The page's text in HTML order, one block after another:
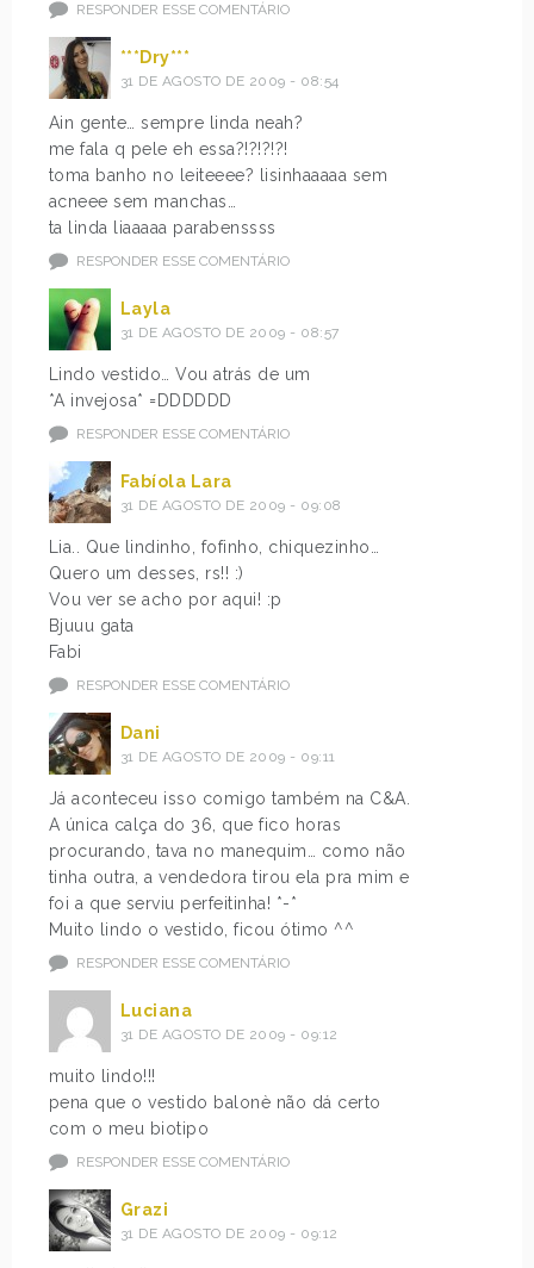
RESPONDER ESSE COMENTÁRIO
***Dry***
31 DE AGOSTO DE 2009 - 08:54
Ain gente… sempre linda neah?
me fala q pele eh essa?!?!?!?!
toma banho no leiteeee? lisinhaaaaa sem
acneee sem manchas…
ta linda liaaaaa parabenssss
RESPONDER ESSE COMENTÁRIO
Layla
31 DE AGOSTO DE 2009 - 08:57
Lindo vestido… Vou atrás de um
*A invejosa* =DDDDDD
RESPONDER ESSE COMENTÁRIO
Fabíola Lara
31 DE AGOSTO DE 2009 - 09:08
Lia.. Que lindinho, fofinho, chiquezinho…
Quero um desses, rs!! :)
Vou ver se acho por aqui! :p
Bjuuu gata
Fabi
RESPONDER ESSE COMENTÁRIO
Dani
31 DE AGOSTO DE 2009 - 09:11
Já aconteceu isso comigo também na C&A.
A única calça do 36, que fico horas
procurando, tava no manequim… como não
tinha outra, a vendedora tirou ela pra mim e
foi a que serviu perfeitinha! *-*
Muito lindo o vestido, ficou ótimo ^^
RESPONDER ESSE COMENTÁRIO
Luciana
31 DE AGOSTO DE 2009 - 09:12
muito lindo!!!
pena que o vestido balonè não dá certo
com o meu biotipo
RESPONDER ESSE COMENTÁRIO
Grazi
31 DE AGOSTO DE 2009 - 09:12